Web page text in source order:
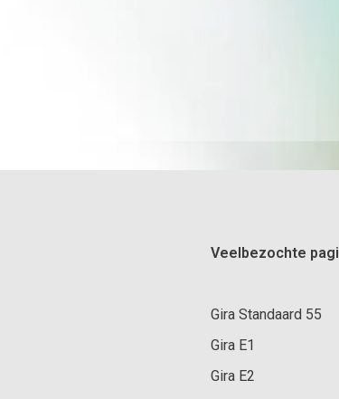
Veelbezochte
Gira Standaard 55
Gira E1
Gira E2